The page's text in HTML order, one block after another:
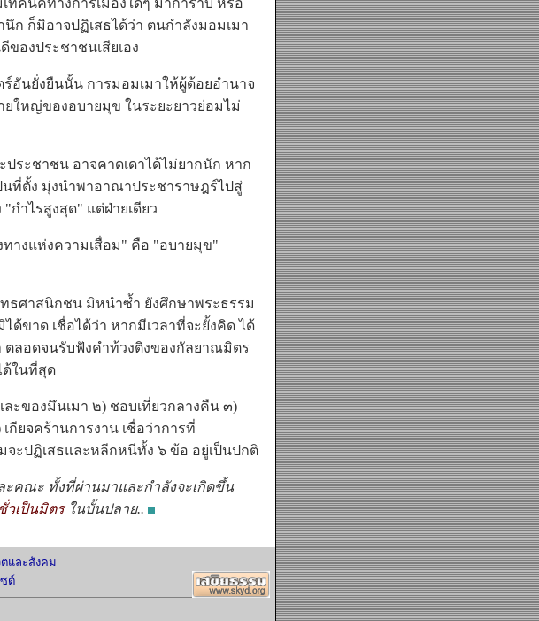
นิคทางการเมืองใดๆ มากำราบ หรือ
ก ก็มิอาจปฏิเสธได้ว่า ตนกำลังมอมเมา
องประชาชนเสียเอง
นยั่งยืนนั้น การมอมเมาให้ผู้ด้อยอำนาจ
ใหญ่ของอบายมุข ในระยะยาวย่อมไม่
ะชาชน อาจคาดเดาได้ไม่ยากนัก หาก
นที่ตั้ง มุ่งนำพาอาณาประชาราษฎร์ไปสู่
ำไรสูงสุด" แต่ฝ่ายเดียว
งแห่งความเสื่อม" คือ "อบายมุข"
ศาสนิกชน มิหนำซ้ำ ยังศึกษาพระธรรม
ขาด เชื่อได้ว่า หากมีเวลาที่จะยั้งคิด ได้
ลอดจนรับฟังคำท้วงติงของกัลยาณมิตร
ด้ในที่สุด
ของมึนเมา ๒) ชอบเที่ยวกลางคืน ๓)
กียจคร้านการงาน เชื่อว่าการที่
ะปฏิเสธและหลีกหนีทั้ง ๖ ข้อ อยู่เป็นปกติ
ณะ ทั้งที่ผ่านมาและกำลังจะเกิดขึ้น
วเป็นมิตรในบั้นปลาย..
และสังคม
ต์